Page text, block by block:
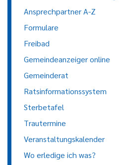
Ansprechpartner A-Z
Formulare
Freibad
Gemeindeanzeiger online
Gemeinderat
Ratsinformationssystem
Sterbetafel
Trautermine
Veranstaltungskalender
Wo erledige ich was?